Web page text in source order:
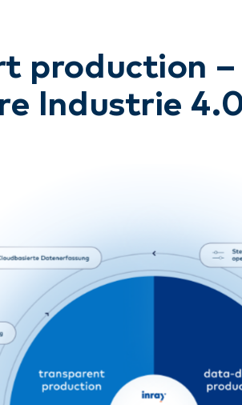
production
Industrie